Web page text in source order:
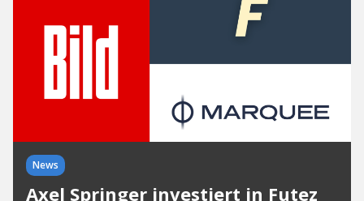
News
Axel Springer investiert in Futez